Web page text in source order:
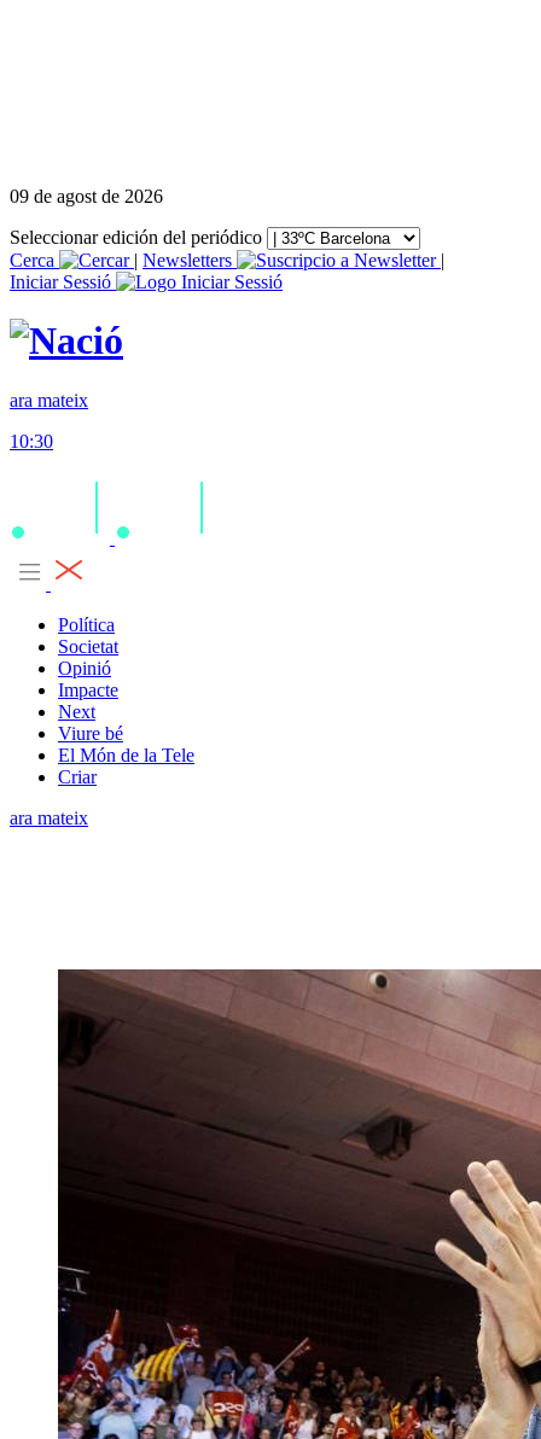
09 de agost de 2026
Seleccionar edición del periódico
Cerca
| Newsletters
|
Iniciar Sessió
ara mateix
10:30
Política
Societat
Opinió
Impacte
Next
Viure bé
El Món de la Tele
Criar
ara mateix